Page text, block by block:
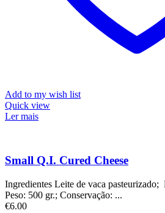
Add to my wish list
Quick view
Ler mais
Small Q.I. Cured Cheese
Ingredientes Leite de vaca
Peso: 500 gr.; Conservação: ...
€6.00